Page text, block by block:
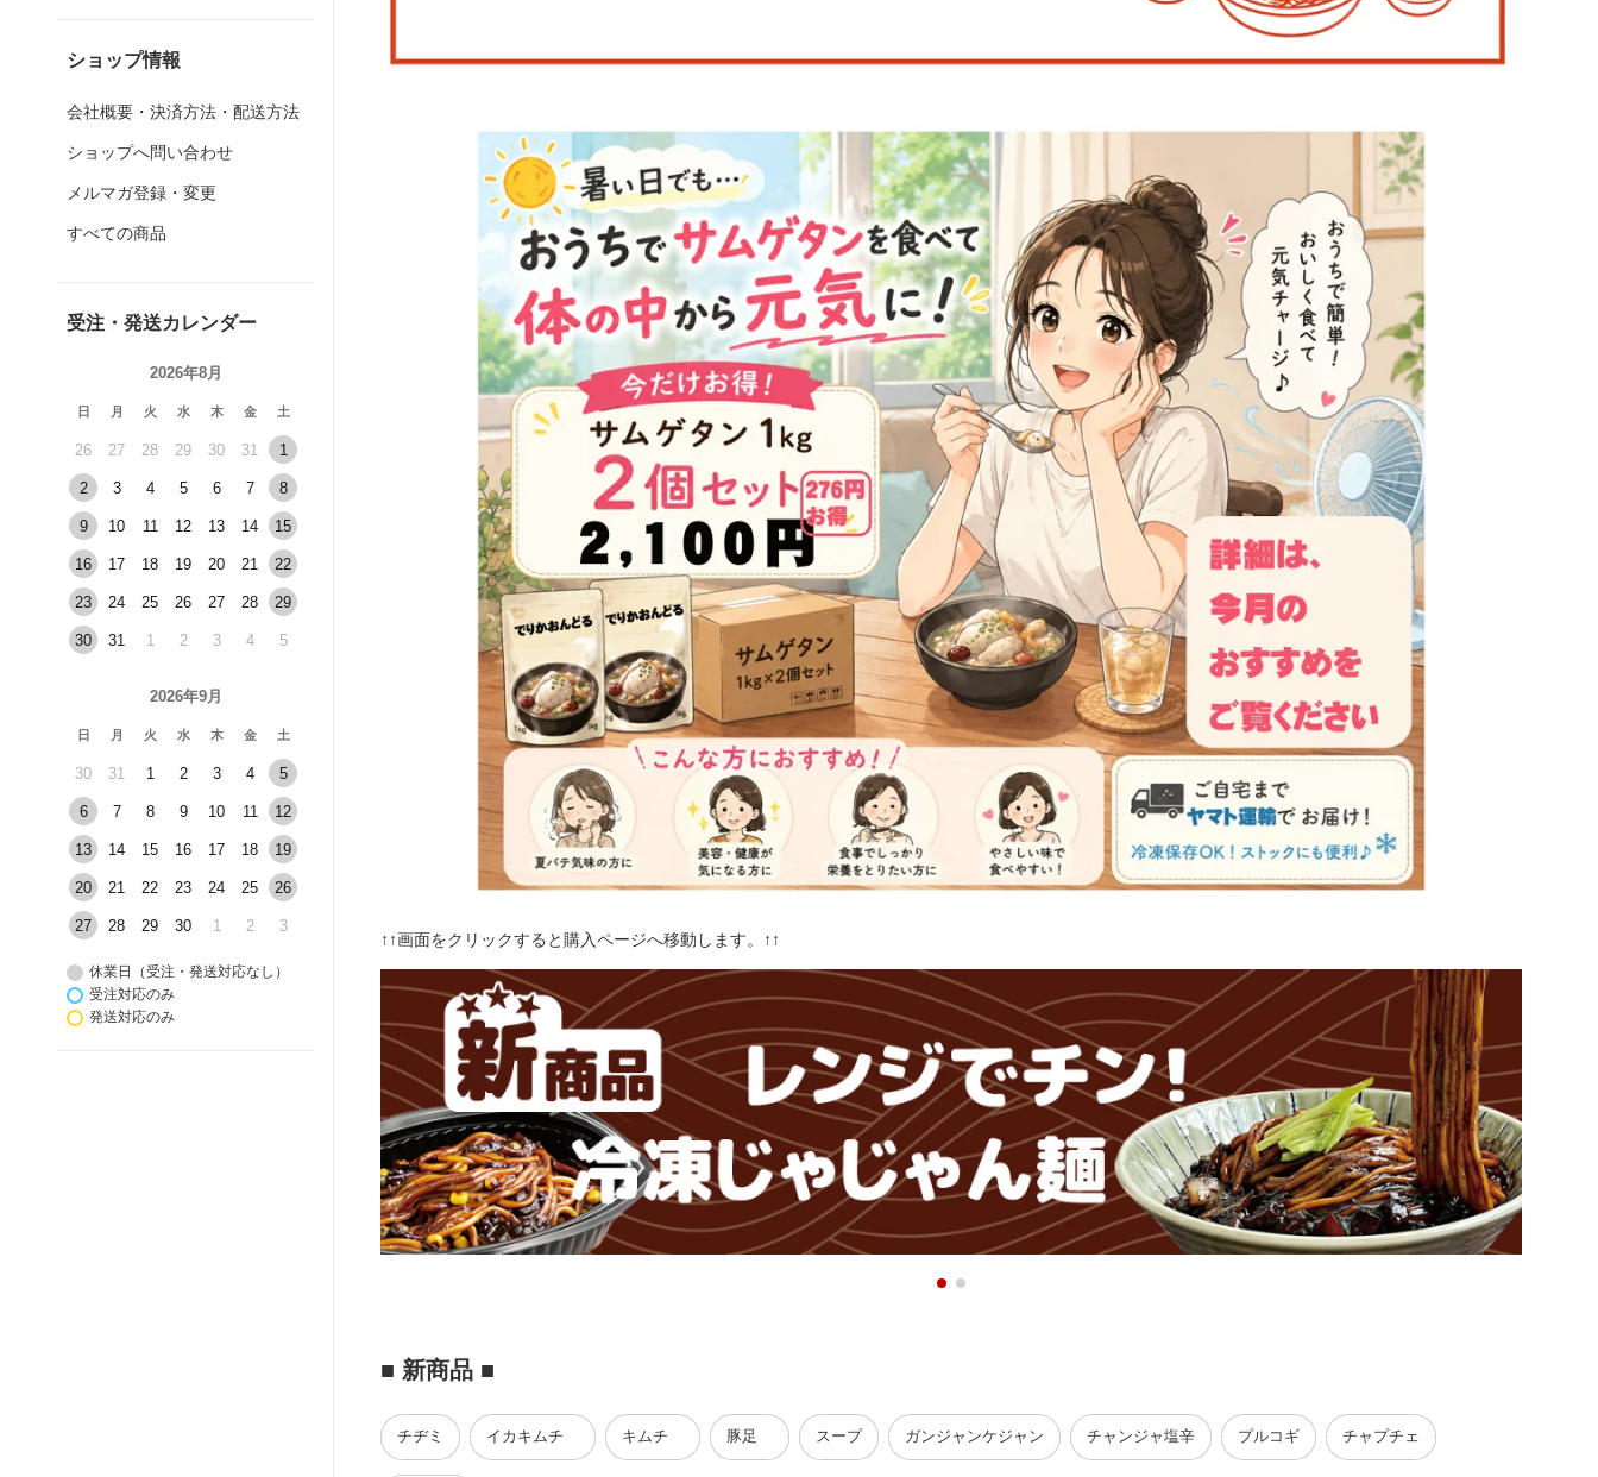
ショップ情報
会社概要・決済方法・配送方法
ショップへ問い合わせ
メルマガ登録・変更
すべての商品
受注・発送カレンダー
2026年8月
日 月 火 水 木 金 土
26 27 28 29 30 31 1
2 3 4 5 6 7 8
9 10 11 12 13 14 15
16 17 18 19 20 21 22
23 24 25 26 27 28 29
30 31 1 2 3 4 5
2026年9月
日 月 火 水 木 金 土
30 31 1 2 3 4 5
6 7 8 9 10 11 12
13 14 15 16 17 18 19
20 21 22 23 24 25 26
27 28 29 30 1 2 3
休業日（受注・発送対応なし）
受注対応のみ
発送対応のみ
↑↑画面をクリックすると購入ページへ移動します。↑↑
■ 新商品 ■
チヂミ イカキムチ キムチ 豚足 スープ ガンジャンケジャン チャンジャ塩辛 プルコギ チャプチェ